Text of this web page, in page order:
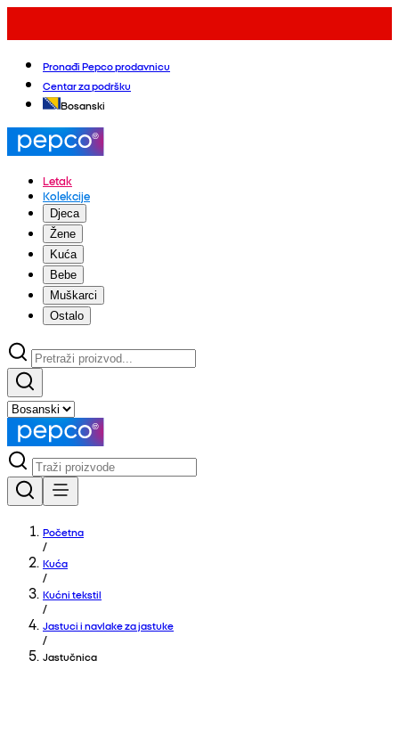
Pronađi Pepco prodavnicu
Centar za podršku
Bosanski
Letak
Kolekcije
Djeca
Žene
Kuća
Bebe
Muškarci
Ostalo
Početna
/
Kuća
/
Kućni tekstil
/
Jastuci i navlake za jastuke
/
Jastučnica